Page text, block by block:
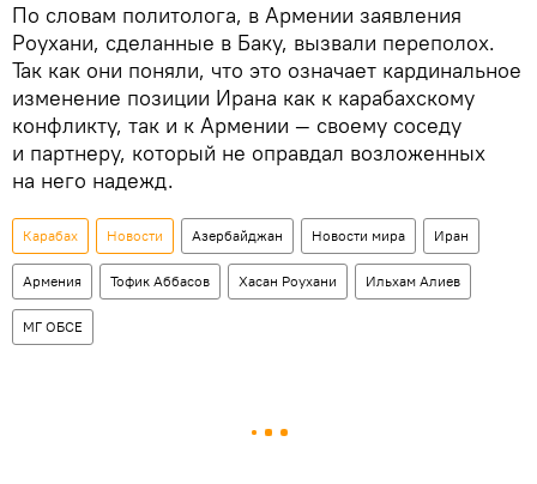
По словам политолога, в Армении заявления
Роухани, сделанные в Баку, вызвали переполох.
Так как они поняли, что это означает кардинальное
изменение позиции Ирана как к карабахскому
конфликту, так и к Армении — своему соседу
и партнеру, который не оправдал возложенных
на него надежд.
Карабах Новости Азербайджан Новости мира Иран
Армения Тофик Аббасов Хасан Роухани Ильхам Алиев
МГ ОБСЕ